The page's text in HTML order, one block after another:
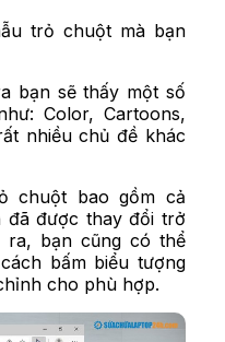
trỏ chuột mà bạn
bạn sẽ thấy một số
Color, Cartoons,
nhiều chủ đề khác
chuột bao gồm cả
đã được thay đổi trở
ra, bạn cũng có thể
bấm biểu tượng
cho phù hợp.